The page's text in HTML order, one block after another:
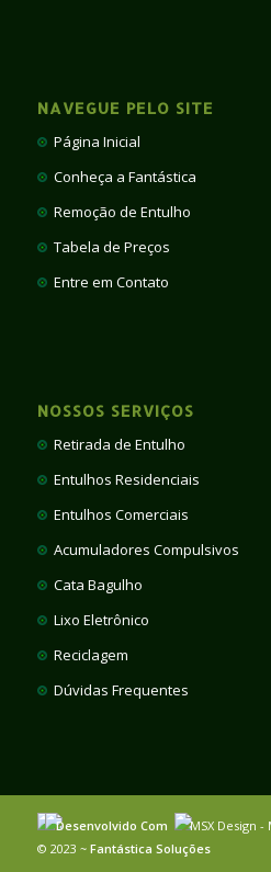
NAVEGUE PELO SITE
Página Inicial
Conheça a Fantástica
Remoção de Entulho
Tabela de Preços
Entre em Contato
NOSSOS SERVIÇOS
Retirada de Entulho
Entulhos Residenciais
Entulhos Comerciais
Acumuladores Compulsivos
Cata Bagulho
Lixo Eletrônico
Reciclagem
Dúvidas Frequentes
Desenvolvido Com MSX Design
© 2023 ~ Fantástica Soluções